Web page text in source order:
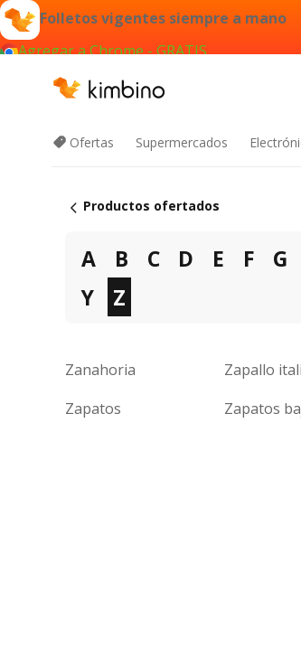
Folletos vigentes siempre a mano
Agregar a Chrome - GRATIS
Ofertas Supermercados
Productos ofertados
A B C D E F G
Y
Z
Zanahoria Zapallo
Zapatos
Zapatos